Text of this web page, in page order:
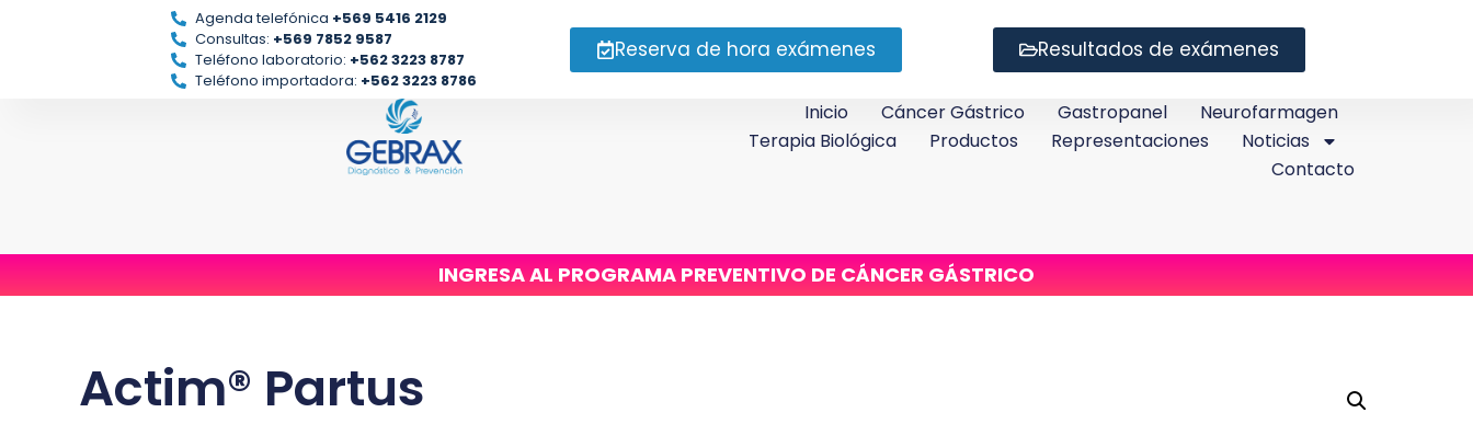
Agenda telefónica +569 5416 2129
Consultas: +569 7852 9587
Teléfono laboratorio: +562 3223 8787
Teléfono importadora: +562 3223 8786
Reserva de hora exámenes Resultados de exámenes
Inicio Cáncer Gástrico Gastropanel
Neurofarmagen
Terapia Biológica
Productos Representaciones
Noticias
Contacto
INGRESA AL PROGRAMA PREVENTIVO DE CÁNCER GÁSTRICO
Actim® Partus